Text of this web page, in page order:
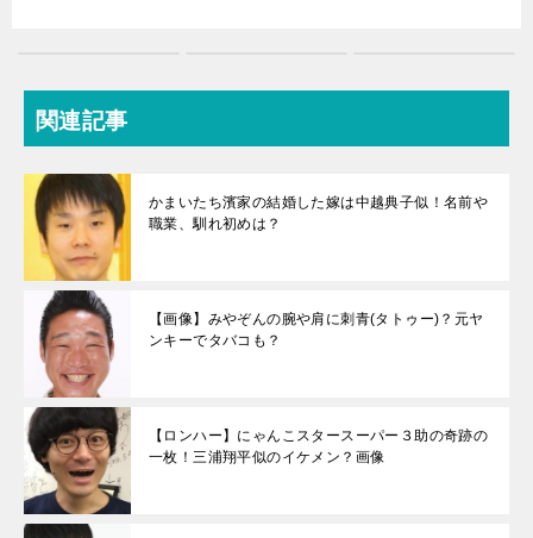
関連記事
かまいたち濱家の結婚した嫁は中越典子似！名前や
職業、馴れ初めは？
【画像】みやぞんの腕や肩に刺青(タトゥー)？元ヤ
ンキーでタバコも？
【ロンハー】にゃんこスタースーパー３助の奇跡の
一枚！三浦翔平似のイケメン？画像